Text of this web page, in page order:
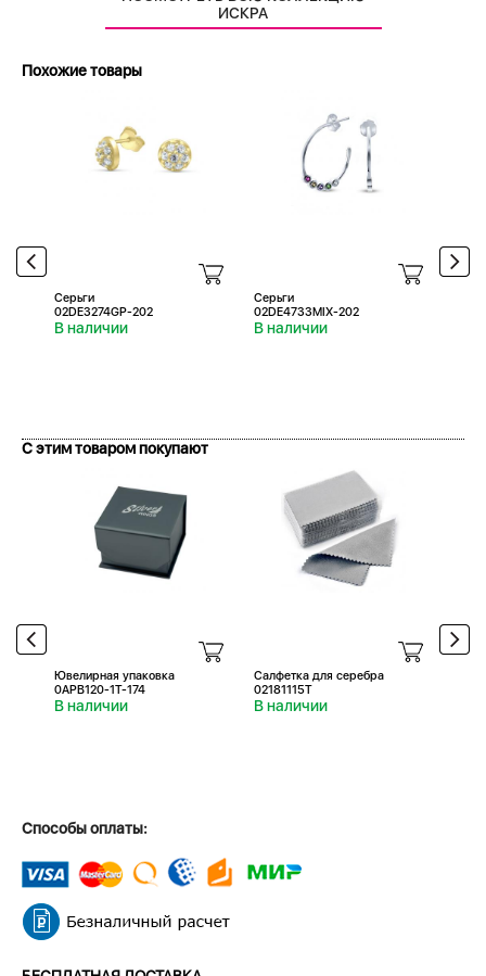
ИСКРА
Похожие товары
Серьги
02DE3274GP-202
В наличии
Серьги
02DE4733MIX-202
В наличии
С этим товаром покупают
Ювелирная упаковка
0APB120-1T-174
В наличии
Салфетка для серебра
02181115T
В наличии
Способы оплаты: